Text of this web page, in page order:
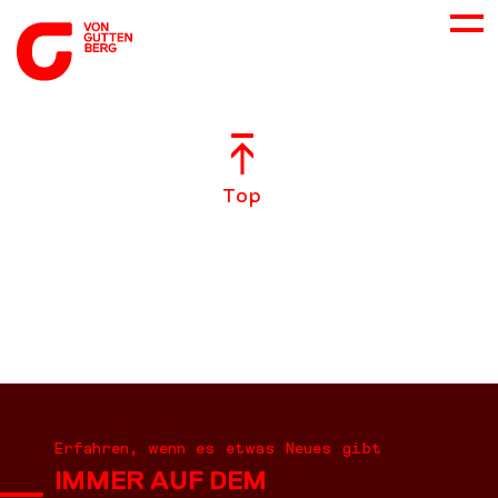
Top
Erfahren, wenn es etwas Neues gibt
IMMER AUF DEM